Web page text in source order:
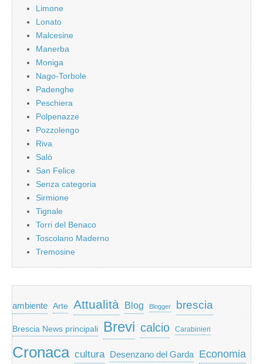
Limone
Lonato
Malcesine
Manerba
Moniga
Nago-Torbole
Padenghe
Peschiera
Polpenazze
Pozzolengo
Riva
Salò
San Felice
Senza categoria
Sirmione
Tignale
Torri del Benaco
Toscolano Maderno
Tremosine
ambiente Arte Attualità Blog Blogger brescia
Brescia News principali Brevi calcio Carabinieri
Cronaca cultura Desenzano del Garda Economia